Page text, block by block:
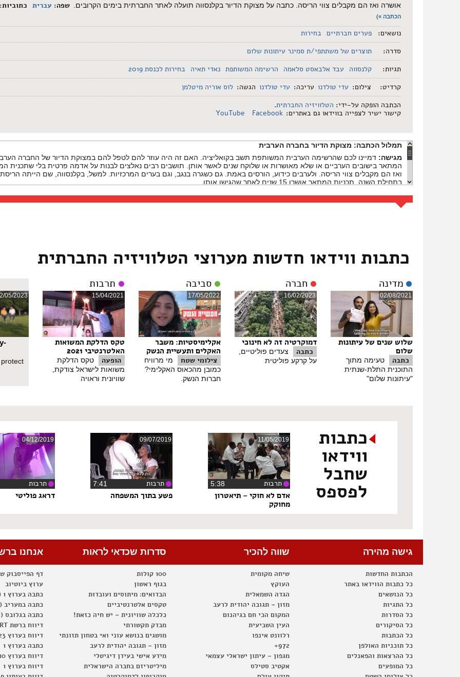
אושרה ואז הם מקבלים צווי הריסה. כתבה על מצוקת הדיור בקלנסווה תועלה לאתר החברתית בימים הקרובים.​
שפה: עברית כתוביות:
הכתבה »)
נושאים: פערים חברתיים בחירות
סדרה:
תוצרים של משתתפי/ת סמינר עיתונות שלום
תגיות:
קלנסווה עבד אלבאסט סלאמה הרשימה המשותפת נאדי תאיה בחירות לכנסת 2019
קרדיט:
צילום: עדי טולדנו עריכה: עדי טולדנו הגשה: לוס אוריה מיטלמן
הכתבה הופקה על-ידי: הטלוויזיה החברתית.
קישור ישיר לצפייה בווידאו גם באתרים:
YouTube Facebook
תמלול הכתבה: מצוקת הדיור בחברה הערבית
מגישה: דמיינו לכם שהרשימה הערבית המשותפת תשב בקואליציה. האם זה היה עוזר להם לטפל להם במצוקת הדיור של החברה
המתאר בישובים הערביים או שלא מאושרות או שלוקח שנים לאשר אותן. תושבים רבים נאלצים לבנות על אדמה פרטית בלי שתכנית
ואז הם מקבלים צווי הריסה. ולערבים כידוע, הורסים באמת. גם כשגרה בנגב, וגם בערים המרכזיות. למשל, בקלנסווה, שם הייתה
בתחילת השנה, תכניות המתאר אושרו 15 שנים לאחר שהגישו אותן.
נאדי תאיה:
כתבות ווידאו חדשות מערוצי הטלוויזיה החברתית
מדינה
02/08/2021
שלוש שנים של עיתונות
שלום
כתבה
טעימה מתוך
התוכנית התלת-שנתית
"עיתונות שלום"
חברה
16/02/2023
דמוקרטיה זה לא חינוכי
כתבה
צעדים פוליטיים,
על קרקע פוליטית
סביבה
17/05/2022
אקלימיסטיות: משבר
האקלים ותעשיית הנשק
צילומי שטח
מי מרוויח
כמובן מהכאוס האקלימי?
חברות הנשק.
תרבות
15/04/2021
טקס הדלקת המשואות
האלטרנטיבי 2021
הופעה
טקס הדלקת
משואות לישראל צודקת,
שוויונית וראויה
05/2023
כתבות
ווידאו
שחבל
לפספס
11/05/2019
תרבות
אדם לא חוקי – תיאטרון
מחוקק
09/07/2019
תרבות
פשע בתוך המשפחה
04/12/2019
תרבות
דראג פוליטי
גישה מהירה
הכתבות החדשות
כל כתבות הווידאו באתר
כל הנושאים
כל התגיות
כל הסדרות
כל הסיקורים
כל הכתבות
כל תוכניות האולפן
כל ההרצאות והפאנלים
כל המופעים
שווה להכיר
שיחה מקומית
העוקץ
הגדה השמאלית
מזון – תגובה יהודית לרעב
המקום הכי חם בגיהנום
העין השביעית
רלוונט אינפו
972+
מגפון – עיתון ישראלי עצמאי
אקטיב סטילס
סדרות שכדאי לראות
100 קולות
בגוף ראשון
הבדואים: מיתוסים ועובדות
טקסים אלטרנטיביים
כלכלה שוויונית – יש חיה כזאת!
מבדק תקשורתי
מושגים בנושא עוני ואי בטחון תזונתי
מזון – תגובה יהודית לרעב
מידע אישי בעידן דיגיטלי
מיליטריזם בחברה הישראלית
אנחנו
דף הפייסבוק
ערוץ ביוטיוב
כתבה בערוץ 1 (2012)
כתבה במעריב (2012)
כתבה בגלובס (2012)
דיווח ברשת RT
דיווח בערוץ 23
כתבה בערוץ 1
דיווח בערוץ 10
דיווח בערוץ 1